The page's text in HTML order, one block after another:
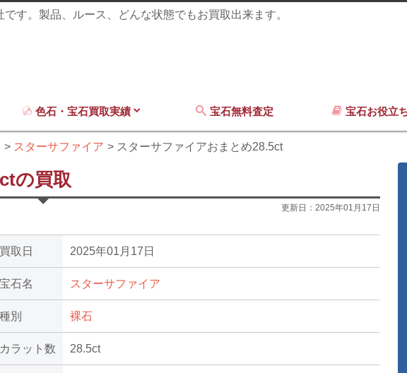
す。製品、ルース、どんな状態でもお買取出来ます。
色石・宝石買取実績 宝石無料査定 宝石お役立
スターサファイア スターサファイアおまとめ28.5ct
の買取
更新日： 2025年01月17日
買取日 2025年01月17日
宝石名 スターサファイア
種別 裸石
カラット数 28.5ct